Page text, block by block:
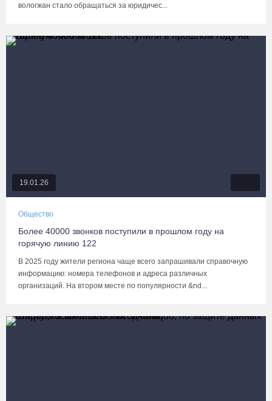
вологжан стало обращаться за юридичес...
19.01.26
Общество
Более 40000 звонков поступили в прошлом году на
горячую линию 122
В 2025 году жители региона чаще всего запрашивали справочную
информацию: номера телефонов и адреса различных
организаций. На втором месте по популярности &nd...